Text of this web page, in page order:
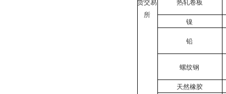
所
镍
铅
螺纹钢
天然橡胶